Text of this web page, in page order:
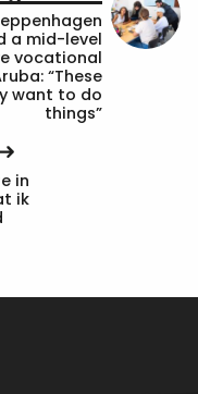
a mid-level
vocational
“These
want to do
things”
in
ik